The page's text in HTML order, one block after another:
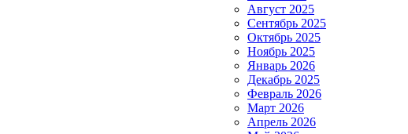
Август 2025
Сентябрь 2025
Октябрь 2025
Ноябрь 2025
Январь 2026
Декабрь 2025
Февраль 2026
Март 2026
Апрель 2026